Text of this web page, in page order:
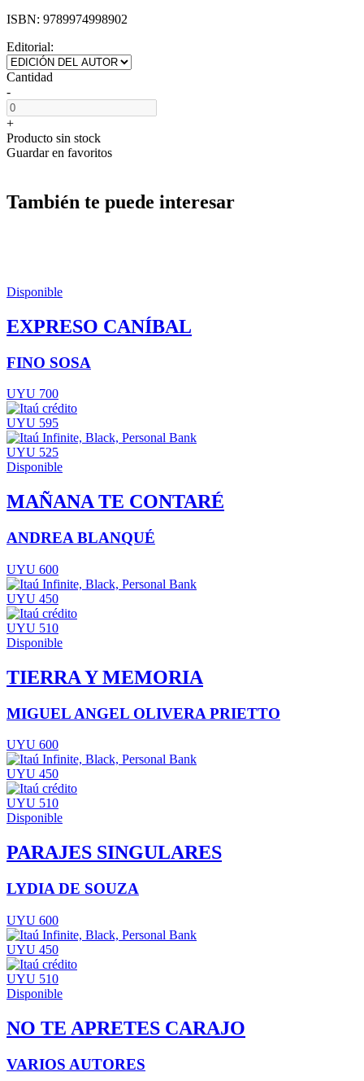
ISBN: 9789974998902
Editorial:
Cantidad
-
+
Producto sin stock
Guardar en favoritos
También te puede interesar
Disponible
EXPRESO CANÍBAL
FINO SOSA
UYU 700
UYU 595
UYU 525
Disponible
MAÑANA TE CONTARÉ
ANDREA BLANQUÉ
UYU 600
UYU 450
UYU 510
Disponible
TIERRA Y MEMORIA
MIGUEL ANGEL OLIVERA PRIETTO
UYU 600
UYU 450
UYU 510
Disponible
PARAJES SINGULARES
LYDIA DE SOUZA
UYU 600
UYU 450
UYU 510
Disponible
NO TE APRETES CARAJO
VARIOS AUTORES